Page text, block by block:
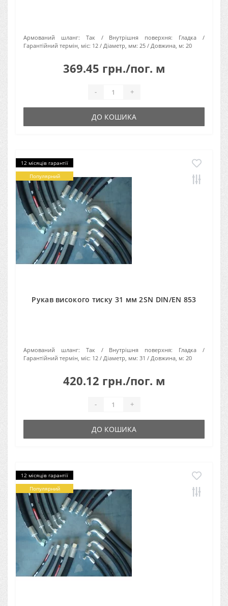
Армований шланг: Так Внутрішня поверхня:
Гладка
Гарантійний термін, міс: 12 Діаметр, мм: 25 Довжина, м: 20
369.45 грн./пог. м
- +
ДО КОШИКА
12 місяців гарантії
Популярний
Рукав високого тиску 31 мм 2SN DIN/EN 853
Армований шланг: Так Внутрішня поверхня:
Гладка
Гарантійний термін, міс: 12 Діаметр, мм: 31 Довжина, м: 20
420.12 грн./пог. м
- +
ДО КОШИКА
12 місяців гарантії
Популярний